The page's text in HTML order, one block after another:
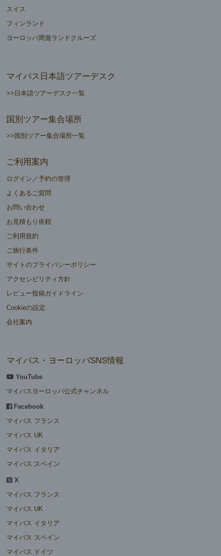
スイス
フィンランド
ヨーロッパ周遊ランドクルーズ
マイバス日本語ツアーデスク
>>日本語ツアーデスク一覧
国別ツアー集合場所
>>国別ツアー集合場所一覧
ご利用案内
ログイン／予約の管理
よくあるご質問
お問い合わせ
お見積もり依頼
ご利用規約
ご旅行条件
サイトのプライバシーポリシー
アクセシビリティ方針
レビュー投稿ガイドライン
Cookieの設定
会社案内
マイバス・ヨーロッパSNS情報
YouTube
マイバスヨーロッパ公式チャンネル
Facebook
マイバス フランス
マイバス UK
マイバス イタリア
マイバス スペイン
X
マイバス フランス
マイバス UK
マイバス イタリア
マイバス スペイン
マイバス ドイツ